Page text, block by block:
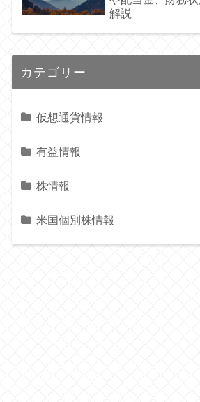
解説
カテゴリー
仮想通貨情報
有益情報
株情報
米国個別株情報